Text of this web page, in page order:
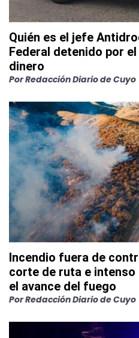
Quién es el jefe
Federal detenido por
dinero
PorRedacción Diario de Cuyo
Incendio fuera de
corte de ruta e
el avance del fuego
PorRedacción Diario de Cuyo